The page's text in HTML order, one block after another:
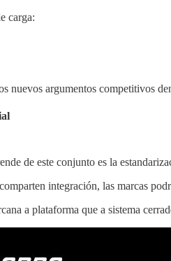
carga:
nuevos argumentos competitivos
de este conjunto es la
integración, las marcas
a plataforma que a sistema